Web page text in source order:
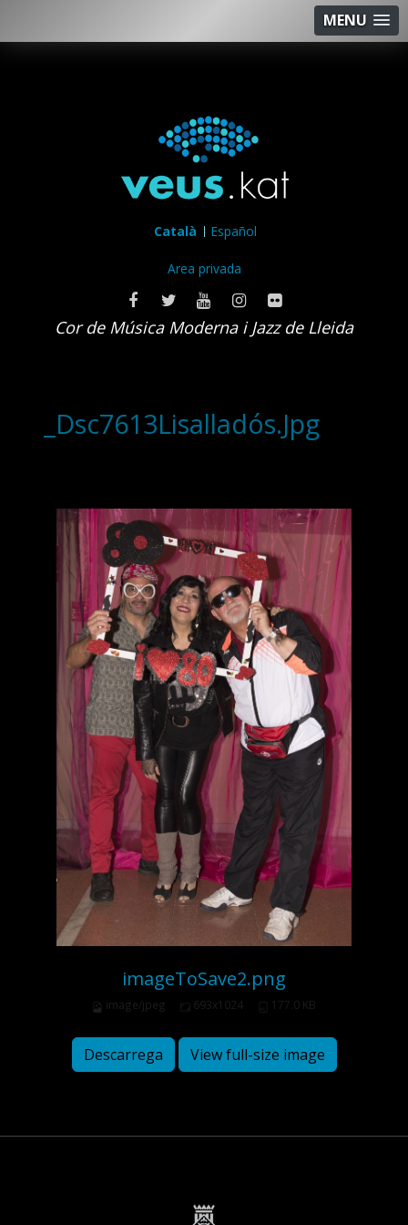
MENU
Català Español
Area privada
Cor de Música Moderna i Jazz de Lleida
_Dsc7613Lisalladós.Jpg
imageToSave2.png
image/jpeg 693x1024 177.0 KB
Descarrega View full-size image